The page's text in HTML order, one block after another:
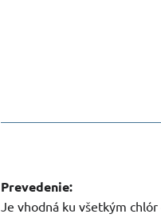
Prevedenie:
Je vhodná ku všetkým